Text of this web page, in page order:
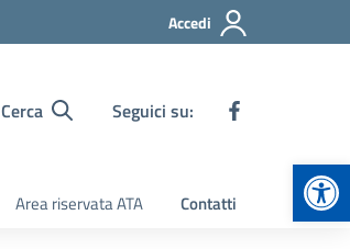
Accedi
Cerca Seguici su:
Area riservata ATA Contatti